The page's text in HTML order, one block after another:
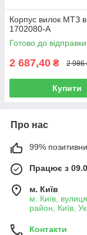
Корпуc вилок МТЗ
1702080-А
Готово до відправки
2 687,40 ₴ 2 986
Купити
Про нас
99%
Працює з
м. Київ
м. Київ,
район, Київ,
Контакти